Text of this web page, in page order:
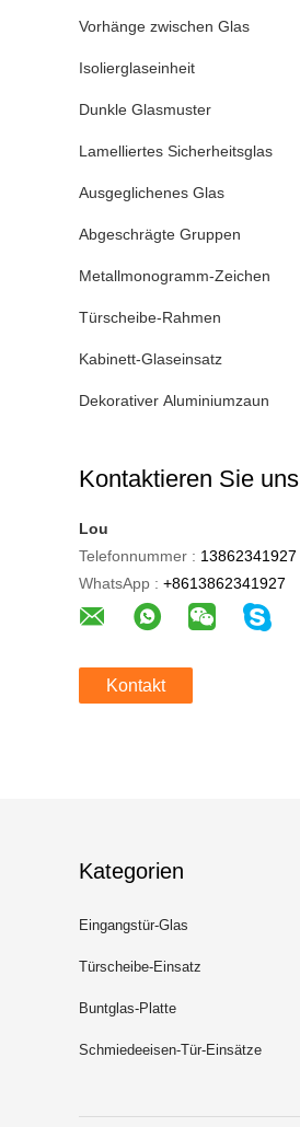
Vorhänge zwischen Glas
Isolierglaseinheit
Dunkle Glasmuster
Lamelliertes Sicherheitsglas
Ausgeglichenes Glas
Abgeschrägte Gruppen
Metallmonogramm-Zeichen
Türscheibe-Rahmen
Kabinett-Glaseinsatz
Dekorativer Aluminiumzaun
Kontaktieren Sie uns
Lou
Telefonnummer : 13862341927
WhatsApp : +8613862341927
Kontakt
Kategorien
Eingangstür-Glas
Türscheibe-Einsatz
Buntglas-Platte
Schmiedeeisen-Tür-Einsätze